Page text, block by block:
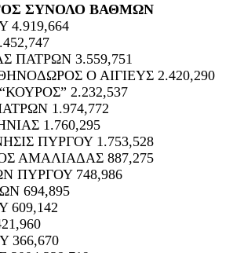
ΣΥΝΟΛΟ ΒΑΘΜΩΝ
4.919,664
ΠΑΤΡΩΝ 3.559,751
Ο ΑΙΓΙΕΥΣ 2.420,290
2.232,537
1.974,772
1.760,295
ΠΥΡΓΟΥ 1.753,528
ΑΜΑΛΙΑΔΑΣ 887,275
ΠΥΡΓΟΥ 748,986
694,895
609,142
366,670